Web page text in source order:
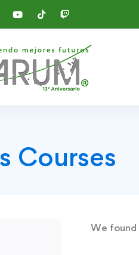
Courses
We found